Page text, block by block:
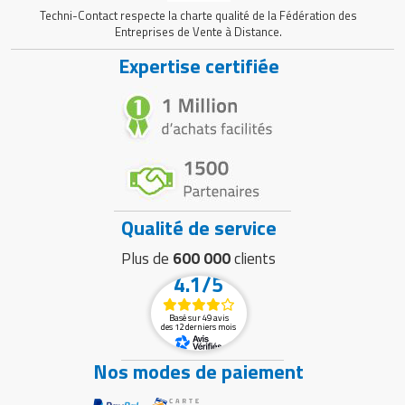
Vente de glaces en extérieur, Animation
et événements saisonniers, Vente
ambulante en centre-ville, Artisans
glaciers, Traiteurs et organisateurs
d’événements, Commerçants de street
food
Techni-Contact respecte la charte qualité de la Fédération des
Entreprises de Vente à Distance.
Expertise certifiée
Qualité de service
Plus de 600 000clients
4.1/5
Basé sur 49 avis
des 12 derniers mois
Nos modes de paiement